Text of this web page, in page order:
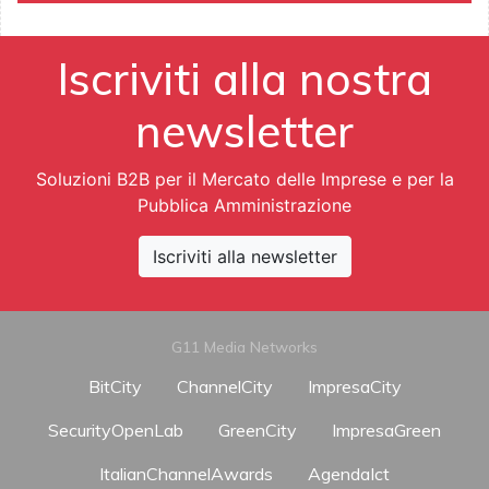
Iscriviti alla nostra
newsletter
Soluzioni B2B per il Mercato delle Imprese e per la
Pubblica Amministrazione
Iscriviti alla newsletter
G11 Media Networks
BitCity ChannelCity
ImpresaCity
SecurityOpenLab
GreenCity
ImpresaGreen
ItalianChannelAwards
AgendaIct